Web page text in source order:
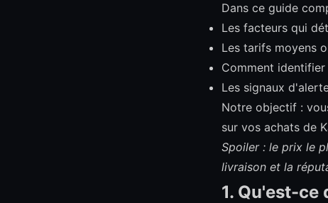
Dans ce guide
Les facteurs qui
Les tarifs moyens
Comment
Les signaux
Notre objectif :
sur vos achats de
Spoiler : le prix le
livraison et la
1. Qu'est-ce